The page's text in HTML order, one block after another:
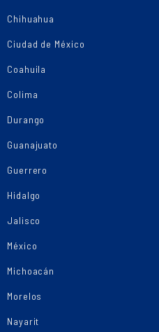
Chihuahua
Ciudad de México
Coahuila
Colima
Durango
Guanajuato
Guerrero
Hidalgo
Jalisco
México
Michoacán
Morelos
Nayarit